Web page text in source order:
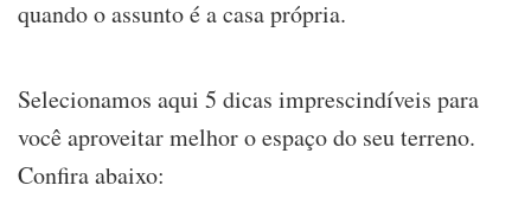
quando o assunto é a casa própria.
Selecionamos aqui 5 dicas imprescindíveis para
você aproveitar melhor o espaço do seu terreno.
Confira abaixo: